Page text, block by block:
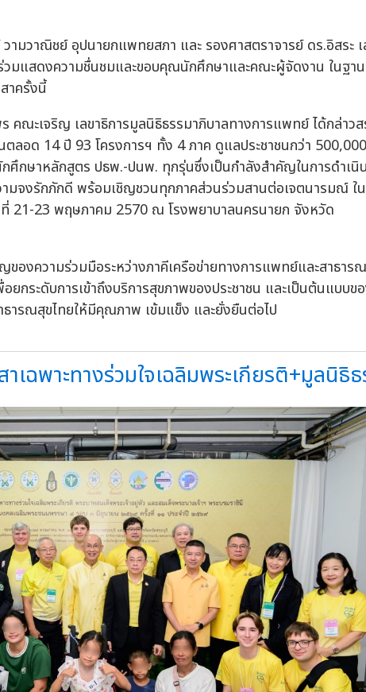
มวาณิชย์ อุปนายกแพทยสภา และ รองศาสตราจารย์ ดร.อิสระ
มแสดงความชื่นชมและขอบคุณนักศึกษาและคณะผู้จัดงาน ในฐาน
าครั้งนี้
คณะเจริญ เลขาธิการมูลนิธิธรรมาภิบาลทางการแพทย์ ได้กล่าว
ลอด 14 ปี 93 โครงการฯ ทั้ง 4 ภาค ดูแลประชาชนกว่า 500,000
ศึกษาหลักสูตร ปธพ.-ปนพ. ทุกรุ่นซึ่งเป็นกำลังสำคัญในการดำเนิน
ามจงรักภักดี พร้อมเชิญชวนทุกภาคส่วนร่วมสานต่อเจตนารมณ์ ใ
21-23 พฤษภาคม 2570 ณ โรงพยาบาลนครนายก จังหวัด
ของความร่วมมือระหว่างภาคีเครือข่ายทางการแพทย์และสาธาร
กระดับการเข้าถึงบริการสุขภาพของประชาชน และเป็นต้นแบบข
ารณสุขไทยให้มีคุณภาพ เข้มแข็ง และยั่งยืนต่อไป
เฉพาะทางร่วมใจเฉลิมพระเกียรติ+มูลนิ